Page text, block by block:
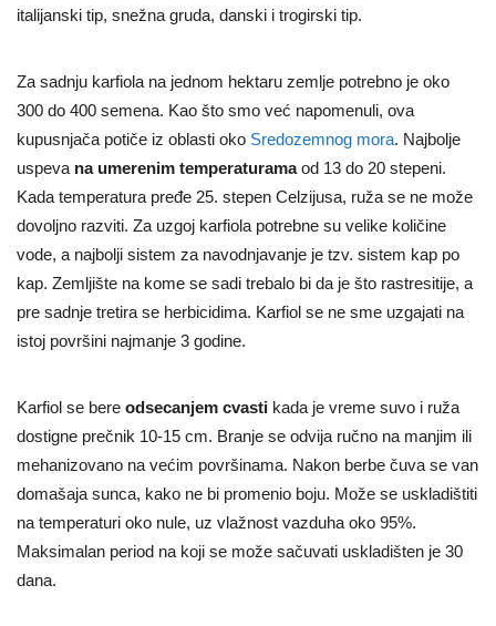
italijanski tip, snežna gruda, danski i trogirski tip.
Za sadnju karfiola na jednom hektaru zemlje potrebno je oko
300 do 400 semena. Kao što smo već napomenuli, ova
kupusnjača potiče iz oblasti oko Sredozemnog mora. Najbolje
uspeva na umerenim temperaturamaod 13 do 20 stepeni.
Kada temperatura pređe 25. stepen Celzijusa, ruža se ne može
dovoljno razviti. Za uzgoj karfiola potrebne su velike količine
vode, a najbolji sistem za navodnjavanje je tzv. sistem kap po
kap. Zemljište na kome se sadi trebalo bi da je što rastresitije, a
pre sadnje tretira se herbicidima. Karfiol se ne sme uzgajati na
istoj površini najmanje 3 godine.
Karfiol se bere odsecanjem cvasti kada je vreme suvo i ruža
dostigne prečnik 10-15 cm. Branje se odvija ručno na manjim ili
mehanizovano na većim površinama. Nakon berbe čuva se van
domašaja sunca, kako ne bi promenio boju. Može se uskladištiti
na temperaturi oko nule, uz vlažnost vazduha oko 95%.
Maksimalan period na koji se može sačuvati uskladišten je 30
dana.